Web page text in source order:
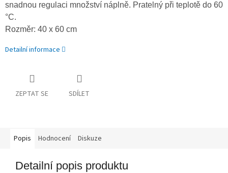
snadnou regulaci množství náplně. Pratelný při teplotě do 60
°C.
Rozměr: 40 x 60 cm
Detailní informace
ZEPTAT SE SDÍLET
Popis Hodnocení Diskuze
Detailní popis produktu